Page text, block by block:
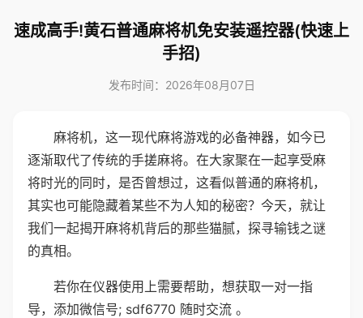
速成高手!黄石普通麻将机免安装遥控器(快速上
手招)
发布时间：2026年08月07日
麻将机，这一现代麻将游戏的必备神器，如今已
逐渐取代了传统的手搓麻将。在大家聚在一起享受麻
将时光的同时，是否曾想过，这看似普通的麻将机，
其实也可能隐藏着某些不为人知的秘密？今天，就让
我们一起揭开麻将机背后的那些猫腻，探寻输钱之谜
的真相。
若你在仪器使用上需要帮助，想获取一对一指
导，添加微信号; sdf6770 随时交流 。